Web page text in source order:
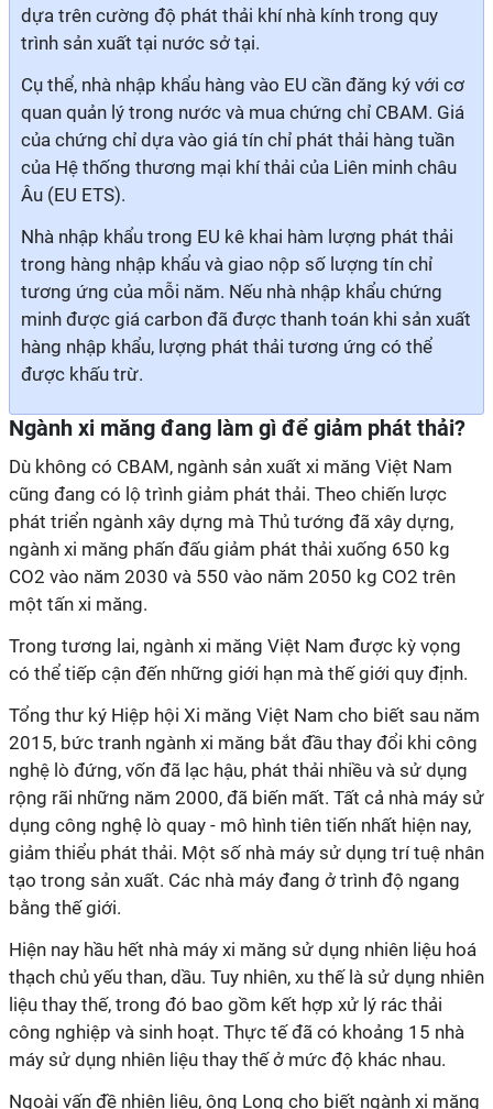
dựa trên cường độ phát thải khí nhà kính trong quy
trình sản xuất tại nước sở tại.
Cụ thể, nhà nhập khẩu hàng vào EU cần đăng ký với cơ
quan quản lý trong nước và mua chứng chỉ CBAM. Giá
của chứng chỉ dựa vào giá tín chỉ phát thải hàng tuần
của Hệ thống thương mại khí thải của Liên minh châu
Âu (EU ETS).
Nhà nhập khẩu trong EU kê khai hàm lượng phát thải
trong hàng nhập khẩu và giao nộp số lượng tín chỉ
tương ứng của mỗi năm. Nếu nhà nhập khẩu chứng
minh được giá carbon đã được thanh toán khi sản xuất
hàng nhập khẩu, lượng phát thải tương ứng có thể
được khấu trừ.
Ngành xi măng đang làm gì để giảm phát thải?
Dù không có CBAM, ngành sản xuất xi măng Việt Nam
cũng đang có lộ trình giảm phát thải. Theo chiến lược
phát triển ngành xây dựng mà Thủ tướng đã xây dựng,
ngành xi măng phấn đấu giảm phát thải xuống 650 kg
CO2 vào năm 2030 và 550 vào năm 2050 kg CO2 trên
một tấn xi măng.
Trong tương lai, ngành xi măng Việt Nam được kỳ vọng
có thể tiếp cận đến những giới hạn mà thế giới quy định.
Tổng thư ký Hiệp hội Xi măng Việt Nam cho biết sau năm
2015, bức tranh ngành xi măng bắt đầu thay đổi khi công
nghệ lò đứng, vốn đã lạc hậu, phát thải nhiều và sử dụng
rộng rãi những năm 2000, đã biến mất. Tất cả nhà máy sử
dụng công nghệ lò quay - mô hình tiên tiến nhất hiện nay,
giảm thiểu phát thải. Một số nhà máy sử dụng trí tuệ nhân
tạo trong sản xuất. Các nhà máy đang ở trình độ ngang
bằng thế giới.
Hiện nay hầu hết nhà máy xi măng sử dụng nhiên liệu hoá
thạch chủ yếu than, dầu. Tuy nhiên, xu thế là sử dụng nhiên
liệu thay thế, trong đó bao gồm kết hợp xử lý rác thải
công nghiệp và sinh hoạt. Thực tế đã có khoảng 15 nhà
máy sử dụng nhiên liệu thay thế ở mức độ khác nhau.
Ngoài vấn đề nhiên liệu, ông Long cho biết ngành xi măng